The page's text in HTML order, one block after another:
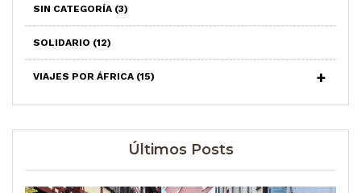
SIN CATEGORÍA (3)
SOLIDARIO (12)
VIAJES POR ÁFRICA (15)
Últimos Posts